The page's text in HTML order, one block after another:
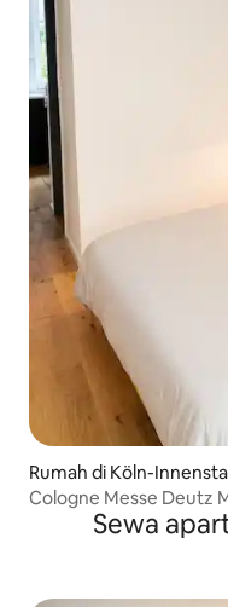
Rumah di Köln-
Cologne Messe Deutz
Sewa